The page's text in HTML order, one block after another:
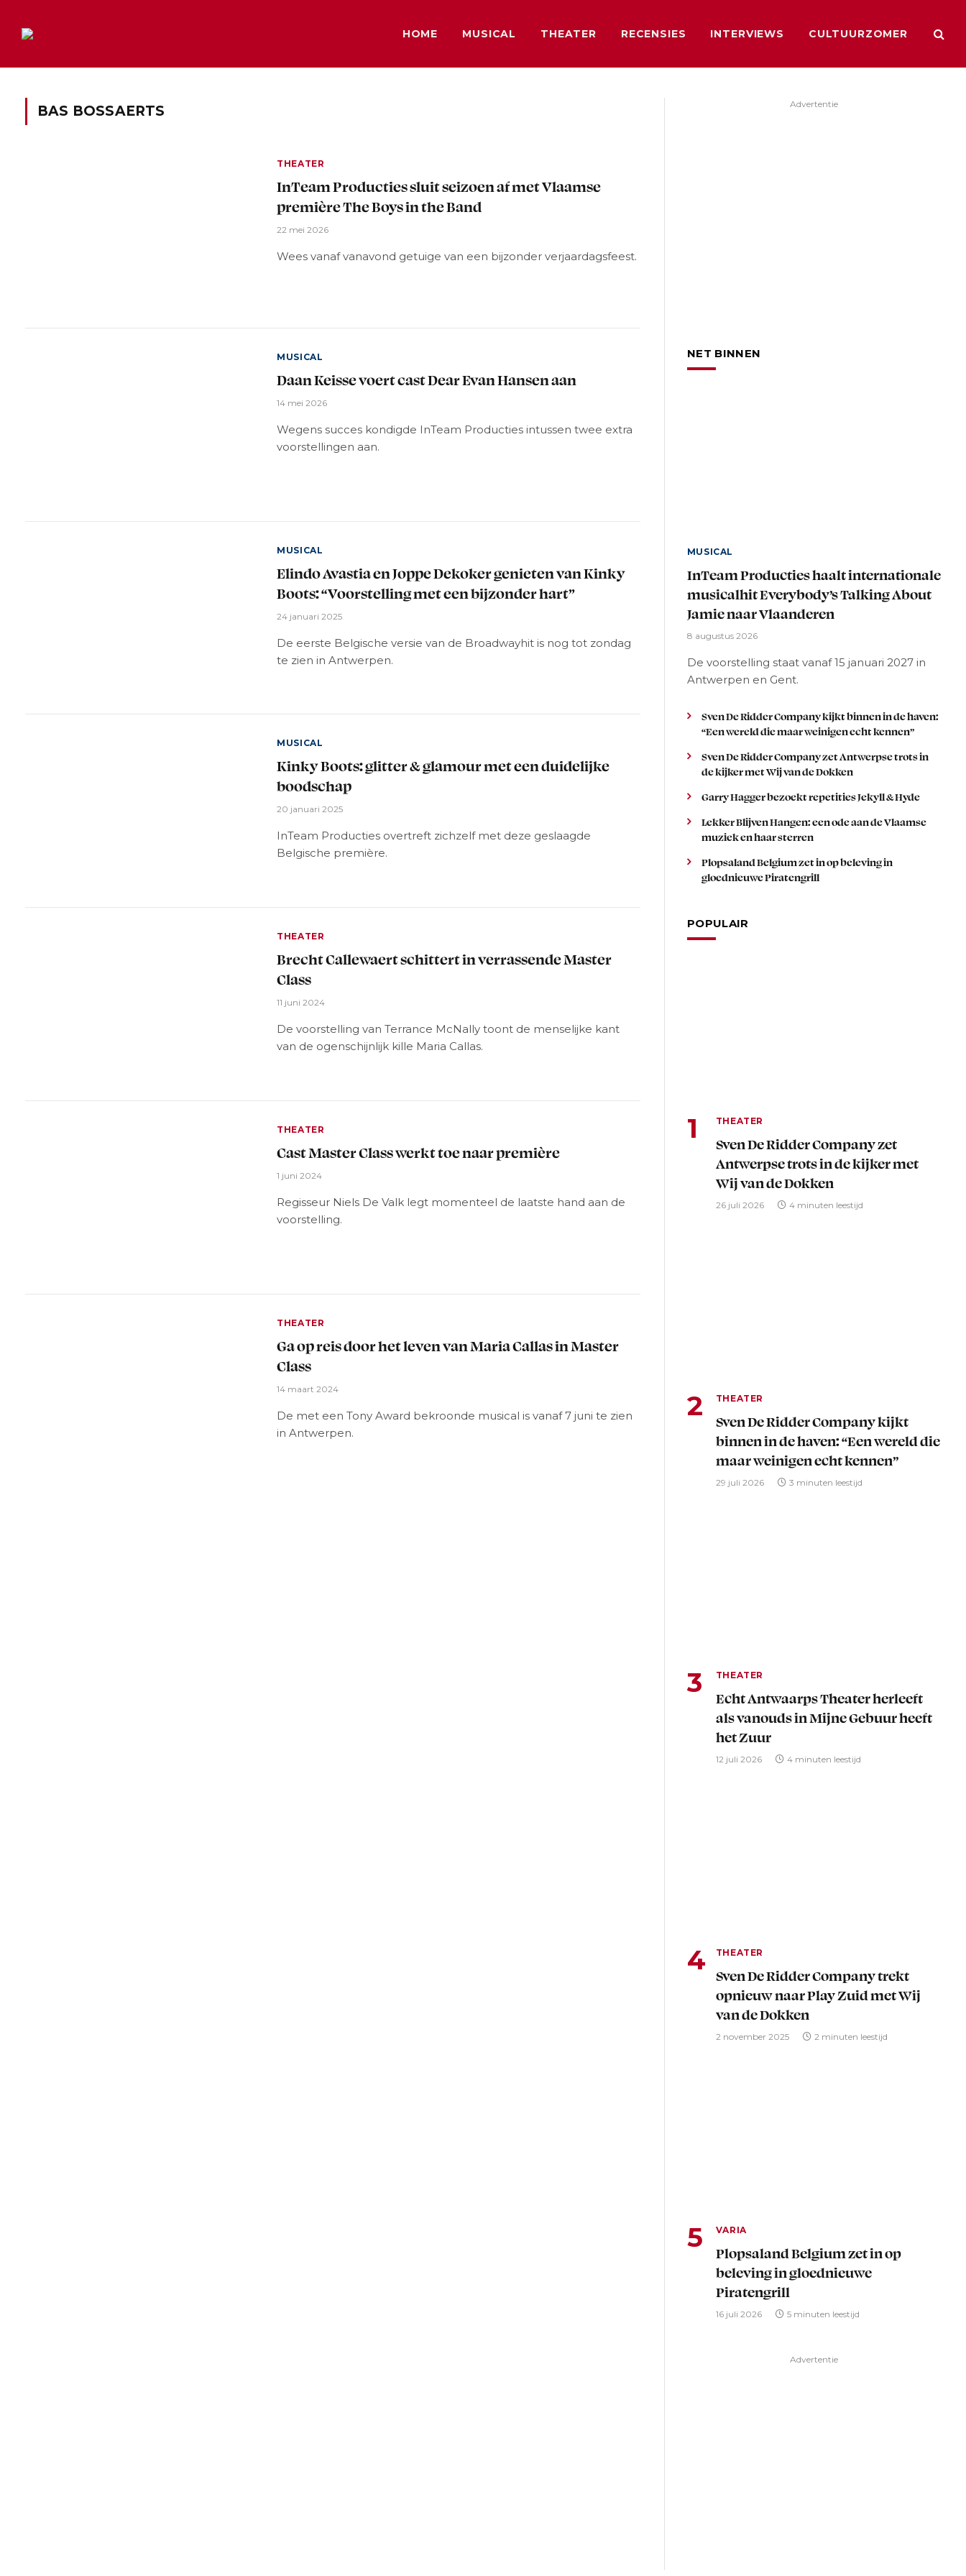
HOME MUSICAL THEATER RECENSIES INTERVIEWS CULTUURZOMER
BAS BOSSAERTS
THEATER
InTeam Producties sluit seizoen af met Vlaamse
première The Boys in the Band
22 mei 2026
Wees vanaf vanavond getuige van een bijzonder verjaardagsfeest.
MUSICAL
Daan Keisse voert cast Dear Evan Hansen aan
14 mei 2026
Wegens succes kondigde InTeam Producties intussen twee extra
voorstellingen aan.
MUSICAL
Elindo Avastia en Joppe Dekoker genieten van Kinky
Boots: “Voorstelling met een bijzonder hart”
24 januari 2025
De eerste Belgische versie van de Broadwayhit is nog tot zondag
te zien in Antwerpen.
MUSICAL
Kinky Boots: glitter & glamour met een duidelijke
boodschap
20 januari 2025
InTeam Producties overtreft zichzelf met deze geslaagde
Belgische première.
THEATER
Brecht Callewaert schittert in verrassende Master
Class
11 juni 2024
De voorstelling van Terrance McNally toont de menselijke kant
van de ogenschijnlijk kille Maria Callas.
THEATER
Cast Master Class werkt toe naar première
1 juni 2024
Regisseur Niels De Valk legt momenteel de laatste hand aan de
voorstelling.
THEATER
Ga op reis door het leven van Maria Callas in Master
Class
14 maart 2024
De met een Tony Award bekroonde musical is vanaf 7 juni te zien
in Antwerpen.
Advertentie
NET BINNEN
MUSICAL
InTeam Producties haalt internationale
musicalhit Everybody’s Talking About
Jamie naar Vlaanderen
8 augustus 2026
De voorstelling staat vanaf 15 januari 2027 in
Antwerpen en Gent.
Sven De Ridder Company kijkt binnen in de haven:
“Een wereld die maar weinigen echt kennen”
Sven De Ridder Company zet Antwerpse trots in
de kijker met Wij van de Dokken
Garry Hagger bezoekt repetities Jekyll & Hyde
Lekker Blijven Hangen: een ode aan de Vlaamse
muziek en haar sterren
Plopsaland Belgium zet in op beleving in
gloednieuwe Piratengrill
POPULAIR
THEATER
Sven De Ridder Company zet
Antwerpse trots in de kijker met
Wij van de Dokken
26 juli 2026 4 minuten leestijd
THEATER
Sven De Ridder Company kijkt
binnen in de haven: “Een wereld die
maar weinigen echt kennen”
29 juli 2026 3 minuten leestijd
THEATER
Echt Antwaarps Theater herleeft
als vanouds in Mijne Gebuur heeft
het Zuur
12 juli 2026 4 minuten leestijd
THEATER
Sven De Ridder Company trekt
opnieuw naar Play Zuid met Wij
van de Dokken
2 november 2025 2 minuten leestijd
VARIA
Plopsaland Belgium zet in op
beleving in gloednieuwe
Piratengrill
16 juli 2026 5 minuten leestijd
Advertentie